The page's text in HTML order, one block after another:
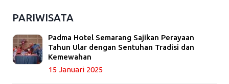
PARIWISATA
Padma Hotel Semarang Sajikan Perayaan
Tahun Ular dengan Sentuhan Tradisi dan
Kemewahan
15 Januari 2025